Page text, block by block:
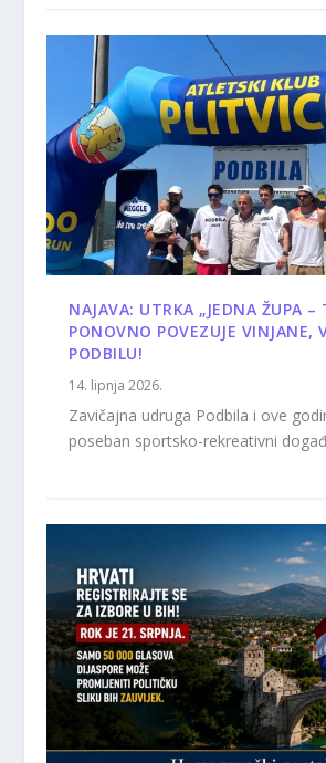
NAJAVA: UTRKA „JEDNA ŽUPA –
PONOVNO POVEZUJE VINJANE,
PODBILU!
14. lipnja 2026.
Zavičajna udruga Podbila i ove
poseban sportsko-rekreativni